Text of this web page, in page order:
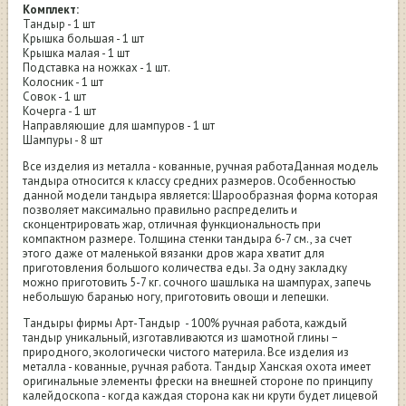
Комплект:
Тандыр - 1 шт
Крышка большая - 1 шт
Крышка малая - 1 шт
Подставка на ножках - 1 шт.
Колосник - 1 шт
Совок - 1 шт
Кочерга - 1 шт
Направляющие для шампуров - 1 шт
Шампуры - 8 шт
Все изделия из металла - кованные, ручная работаДанная модель
тандыра относится к классу средних размеров. Особенностью
данной модели тандыра является: Шарообразная форма которая
позволяет максимально правильно распределить и
сконцентрировать жар, отличная функциональность при
компактном размере. Толщина стенки тандыра 6-7 см., за счет
этого даже от маленькой вязанки дров жара хватит для
приготовления большого количества еды. За одну закладку
можно приготовить 5-7 кг. сочного шашлыка на шампурах, запечь
небольшую баранью ногу, приготовить овощи и лепешки.
Тандыры фирмы Арт-Тандыр - 100% ручная работа, каждый
тандыр уникальный, изготавливаются из шамотной глины −
природного, экологически чистого материла. Все изделия из
металла - кованные, ручная работа. Тандыр Ханская охота имеет
оригинальные элементы фрески на внешней стороне по принципу
калейдоскопа - когда каждая сторона как ни крути будет лицевой